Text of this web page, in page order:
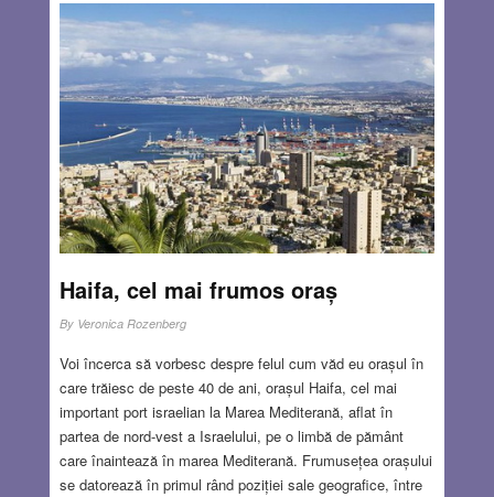
ani. Și ce entitate importantă era bătătorul de covoare pe
vremea copilăriei mele în cartier! Când se apropia
Crăciunul vecinii se înțelegeau între ei care și când să
bată covoarele, așa încât să nu se facă rând prea mare
(era destul la magazine) și să apuce toată lumea să-și
termine curațenia.
Read more…
DEC 24, 2020 2 COMMENTS
Haifa, cel mai frumos oraș
By Veronica Rozenberg
Voi încerca să vorbesc despre felul cum văd eu orașul în
care trăiesc de peste 40 de ani, orașul Haifa, cel mai
important port israelian la Marea Mediterană, aflat în
partea de nord-vest a Israelului, pe o limbă de pământ
care înaintează în marea Mediterană. Frumusețea orașului
se datorează în primul rând poziției sale geografice, între